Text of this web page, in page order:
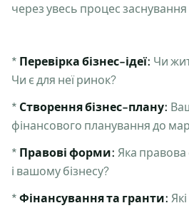
через увесь процес заснування
* Перевірка бізнес-ідеї: Чи
Чи є для неї ринок?
* Створення бізнес-плану:
фінансового планування до
* Правові форми: Яка
і вашому бізнесу?
*Фінансування та гранти: